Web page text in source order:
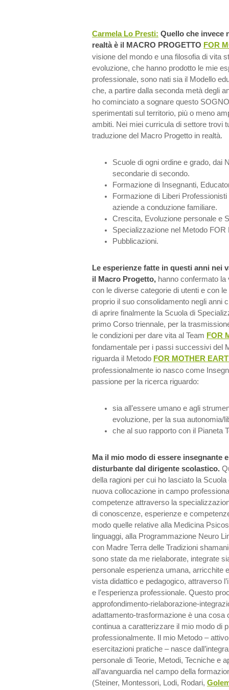
Carmela Lo Presti: Quello che invece
realtà è il MACRO PROGETTO FOR
visione del mondo e una filosofia di vita
evoluzione, che hanno prodotto le mie
professionale, sono nati sia il Modello
che, a partire dalla seconda metà degli
ho cominciato a sognare questo
sperimentati sul territorio, più o meno
ambiti. Nei miei curricula di settore trovi
traduzione del Macro Progetto in realtà.
Scuole di ogni ordine e grado, dai
secondarie di secondo.
Formazione di Insegnanti,
Formazione di Liberi
aziende a conduzione familiare.
Crescita, Evoluzione personale e
Specializzazione nel Metodo
Pubblicazioni.
Le esperienze fatte in questi anni nei
il Macro Progetto, hanno confermato
con le diverse categorie di utenti e con
proprio il suo consolidamento negli anni
di aprire finalmente la Scuola di
primo Corso triennale, per la
le condizioni per dare vita al Team FOR
fondamentale per i passi successivi del
riguarda il Metodo FOR MOTHER
professionalmente io nasco come
passione per la ricerca riguardo:
sia all’essere umano e agli
evoluzione, per la sua autonomia/
che al suo rapporto con il Pianeta
Ma il mio modo di essere insegnante
disturbante dal dirigente scolastico.
della ragioni per cui ho lasciato la
nuova collocazione in campo
competenze attraverso la
di conoscenze, esperienze e
modo quelle relative alla Medicina
linguaggi, alla Programmazione Neuro
con Madre Terra delle Tradizioni
sono state da me rielaborate, integrate
personale esperienza umana, arricchite
vista didattico e pedagogico, attraverso
e l’esperienza professionale. Questo
approfondimento-rielaborazione-
adattamento-trasformazione è una cosa
continua a caratterizzare il mio modo di
professionalmente. Il mio Metodo –
esercitazioni pratiche – nasce
personale di Teorie, Metodi, Tecniche e
all’avanguardia nel campo della
(Steiner, Montessori, Lodi, Rodari,